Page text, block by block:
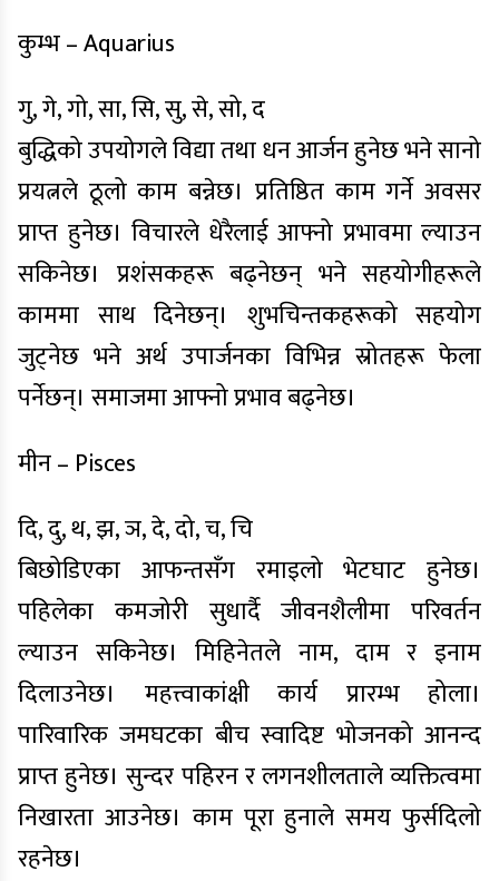
कुम्भ – Aquarius
गु, गे, गो, सा, सि, सु, से, सो, द
बुद्धिको उपयोगले विद्या तथा धन आर्जन हुनेछ भने सानो
प्रयत्नले ठूलो काम बन्नेछ। प्रतिष्ठित काम गर्ने अवसर
प्राप्त हुनेछ। विचारले धेरैलाई आफ्नो प्रभावमा ल्याउन
सकिनेछ। प्रशंसकहरू बढ्नेछन् भने सहयोगीहरूले
काममा साथ दिनेछन्। शुभचिन्तकहरूको सहयोग
जुट्नेछ भने अर्थ उपार्जनका विभिन्न स्रोतहरू फेला
पर्नेछन्। समाजमा आफ्नो प्रभाव बढ्नेछ।
मीन – Pisces
दि, दु, थ, झ, ञ, दे, दो, च, चि
बिछोडिएका आफन्तसँग रमाइलो भेटघाट हुनेछ।
पहिलेका कमजोरी सुधार्दै जीवनशैलीमा परिवर्तन
ल्याउन सकिनेछ। मिहिनेतले नाम, दाम र इनाम
दिलाउनेछ। महत्त्वाकांक्षी कार्य प्रारम्भ होला।
पारिवारिक जमघटका बीच स्वादिष्ट भोजनको आनन्द
प्राप्त हुनेछ। सुन्दर पहिरन र लगनशीलताले व्यक्तित्वमा
निखारता आउनेछ। काम पूरा हुनाले समय फुर्सदिलो
रहनेछ।